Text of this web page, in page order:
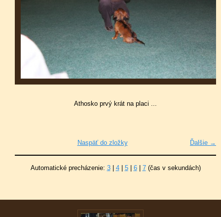
Athosko prvý krát na placi ...
Ďalšie →
Naspäť do zložky
Automatické precházenie: 3| 4| 5| 6| 7(čas v sekundách)